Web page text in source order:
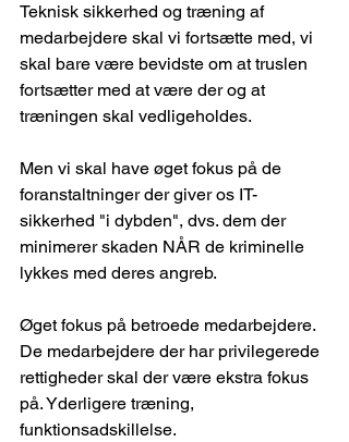
Teknisk sikkerhed og træning af
medarbejdere skal vi fortsætte med, vi
skal bare være bevidste om at truslen
fortsætter med at være der og at
træningen skal vedligeholdes.
Men vi skal have øget fokus på de
foranstaltninger der giver os IT-
sikkerhed "i dybden", dvs. dem der
minimerer skaden NÅR de kriminelle
lykkes med deres angreb.
Øget fokus på betroede medarbejdere.
De medarbejdere der har privilegerede
rettigheder skal der være ekstra fokus
på. Yderligere træning,
funktionsadskillelse.